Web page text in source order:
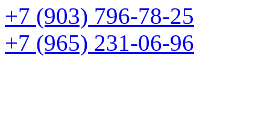
+7 (903) 796-78-25
+7 (965) 231-06-96